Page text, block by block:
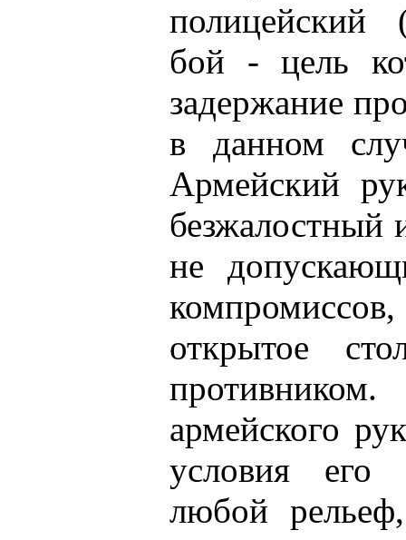
полицейский
бой - цель
задержание
в данном
Армейский
безжалостный
не
открытое
армейского
условия его
любой